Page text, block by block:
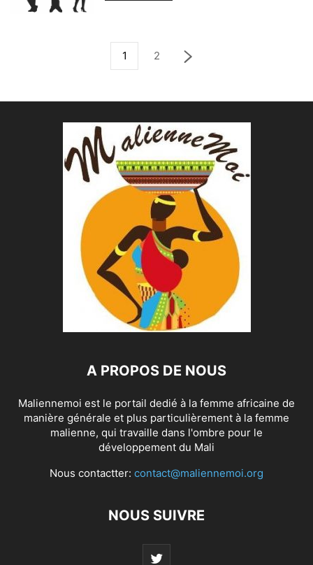
1 2
A PROPOS DE NOUS
Maliennemoi est le portail dedié à la femme africaine de
manière générale et plus particulièrement à la femme
malienne, qui travaille dans l'ombre pour le
développement du Mali
Nous contactter: contact@maliennemoi.org
NOUS SUIVRE